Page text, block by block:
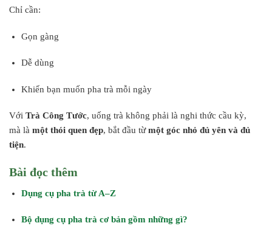
Chỉ cần:
Gọn gàng
Dễ dùng
Khiến bạn muốn pha trà mỗi ngày
Với Trà Công Tước, uống trà không phải là nghi thức cầu kỳ,
mà là một thói quen đẹp, bắt đầu từmột góc nhỏ đủ yên và đủ
tiện.
Bài đọc thêm
Dụng cụ pha trà từ A–Z
Bộ dụng cụ pha trà cơ bản gồm những gì?